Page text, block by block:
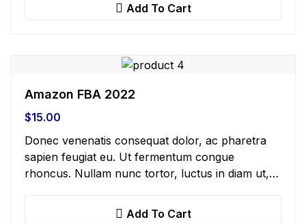
Add To Cart
Amazon FBA 2022
$15.00
Donec venenatis consequat dolor, ac pharetra
sapien feugiat eu. Ut fermentum congue
rhoncus. Nullam nunc tortor, luctus in diam ut,
Add To Cart